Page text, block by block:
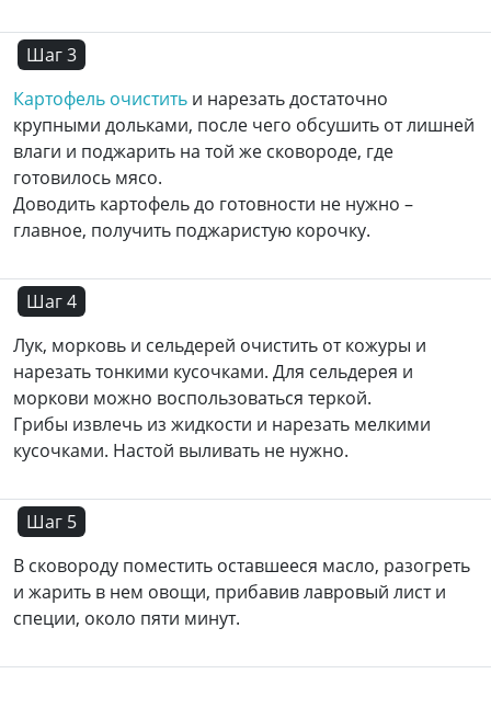
Шаг 3
Картофель очистить и нарезать достаточно
крупными дольками, после чего обсушить от лишней
влаги и поджарить на той же сковороде, где
готовилось мясо.
Доводить картофель до готовности не нужно –
главное, получить поджаристую корочку.
Шаг 4
Лук, морковь и сельдерей очистить от кожуры и
нарезать тонкими кусочками. Для сельдерея и
моркови можно воспользоваться теркой.
Грибы извлечь из жидкости и нарезать мелкими
кусочками. Настой выливать не нужно.
Шаг 5
В сковороду поместить оставшееся масло, разогреть
и жарить в нем овощи, прибавив лавровый лист и
специи, около пяти минут.